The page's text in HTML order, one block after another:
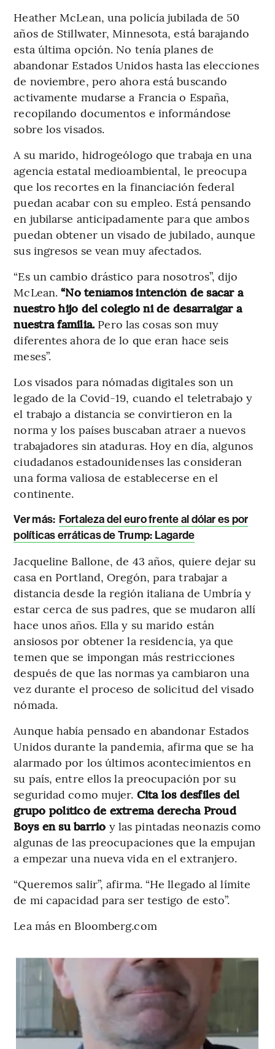
Heather McLean, una policía jubilada de 50
años de Stillwater, Minnesota, está barajando
esta última opción. No tenía planes de
abandonar Estados Unidos hasta las elecciones
de noviembre, pero ahora está buscando
activamente mudarse a Francia o España,
recopilando documentos e informándose
sobre los visados.
A su marido, hidrogeólogo que trabaja en una
agencia estatal medioambiental, le preocupa
que los recortes en la financiación federal
puedan acabar con su empleo. Está pensando
en jubilarse anticipadamente para que ambos
puedan obtener un visado de jubilado, aunque
sus ingresos se vean muy afectados.
“Es un cambio drástico para nosotros”, dijo
McLean.“No teníamos intención de sacar a
nuestro hijo del colegio ni de desarraigar a
nuestra familia. Pero las cosas son muy
diferentes ahora de lo que eran hace seis
meses”.
Los visados para nómadas digitales son un
legado de la Covid-19, cuando el teletrabajo y
el trabajo a distancia se convirtieron en la
norma y los países buscaban atraer a nuevos
trabajadores sin ataduras. Hoy en día, algunos
ciudadanos estadounidenses las consideran
una forma valiosa de establecerse en el
continente.
Ver más: Fortaleza del euro frente al dólar es por
políticas erráticas de Trump: Lagarde
Jacqueline Ballone, de 43 años, quiere dejar su
casa en Portland, Oregón, para trabajar a
distancia desde la región italiana de Umbría y
estar cerca de sus padres, que se mudaron allí
hace unos años. Ella y su marido están
ansiosos por obtener la residencia, ya que
temen que se impongan más restricciones
después de que las normas ya cambiaron una
vez durante el proceso de solicitud del visado
nómada.
Aunque había pensado en abandonar Estados
Unidos durante la pandemia, afirma que se ha
alarmado por los últimos acontecimientos en
su país, entre ellos la preocupación por su
seguridad como mujer. Cita los desfiles del
grupo político de extrema derecha Proud
Boys en su barrio y las pintadas neonazis como
algunas de las preocupaciones que la empujan
a empezar una nueva vida en el extranjero.
“Queremos salir”, afirma. “He llegado al límite
de mi capacidad para ser testigo de esto”.
Lea más en Bloomberg.com